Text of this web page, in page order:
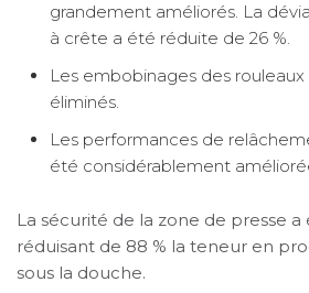
grandement améliorés. La
à crête a été réduite de 26 %.
Les embobinages des
éliminés.
Les performances de
été considérablement
La sécurité de la zone de presse
réduisant de 88 % la teneur en
sous la douche.